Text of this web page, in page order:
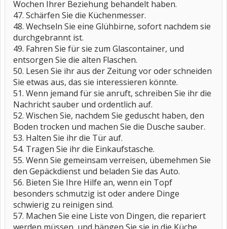
Wochen Ihrer Beziehung behandelt haben.
47. Schärfen Sie die Küchenmesser.
48. Wechseln Sie eine Glühbirne, sofort nachdem sie
durchgebrannt ist.
49. Fahren Sie für sie zum Glascontainer, und
entsorgen Sie die alten Flaschen.
50. Lesen Sie ihr aus der Zeitung vor oder schneiden
Sie etwas aus, das sie interessieren könnte.
51. Wenn jemand für sie anruft, schreiben Sie ihr die
Nachricht sauber und ordentlich auf.
52. Wischen Sie, nachdem Sie geduscht haben, den
Boden trocken und machen Sie die Dusche sauber.
53. Halten Sie ihr die Tür auf.
54. Tragen Sie ihr die Einkaufstasche.
55. Wenn Sie gemeinsam verreisen, übemehmen Sie
den Gepäckdienst und beladen Sie das Auto.
56. Bieten Sie Ihre Hilfe an, wenn ein Topf
besonders schmutzig ist oder andere Dinge
schwierig zu reinigen sind.
57. Machen Sie eine Liste von Dingen, die repariert